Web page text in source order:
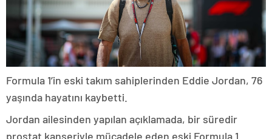
Formula 1’in eski takım sahiplerinden Eddie Jordan, 76
yaşında hayatını kaybetti.
Jordan ailesinden yapılan açıklamada, bir süredir
prostat kanseriyle mücadele eden eski Formula 1